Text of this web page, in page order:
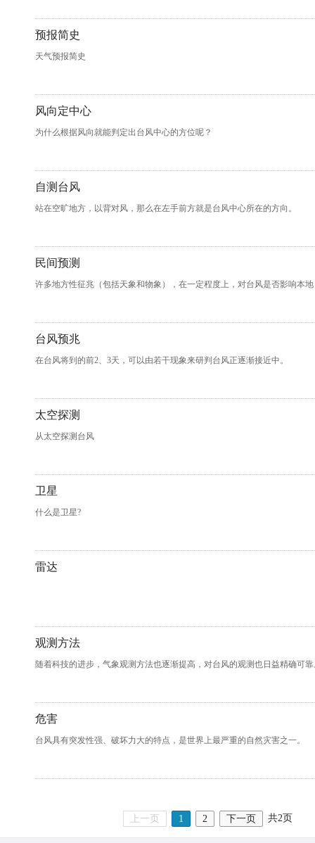
预报简史
天气预报简史
风向定中心
为什么根据风向就能判定出台风中心的方位呢？
自测台风
站在空旷地方，以背对风，那么在左手前方就是台风中心所在的方向。
民间预测
许多地方性征兆（包括天象和物象），在一定程度上，对台风是否影响本
台风预兆
在台风将到的前2、3天，可以由若干现象来研判台风正逐渐接近中。
太空探测
从太空探测台风
卫星
什么是卫星?
雷达
观测方法
随着科技的进步，气象观测方法也逐渐提高，对台风的观测也日益精确可
危害
台风具有突发性强、破坏力大的特点，是世界上最严重的自然灾害之一。
上一页 1 2 下一页 共2页